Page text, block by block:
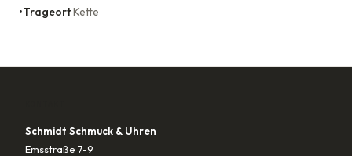
•TrageortKette
Schmidt Schmuck & Uhren
Emsstraße 7-9